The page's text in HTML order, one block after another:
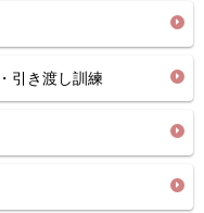
引き渡し訓練